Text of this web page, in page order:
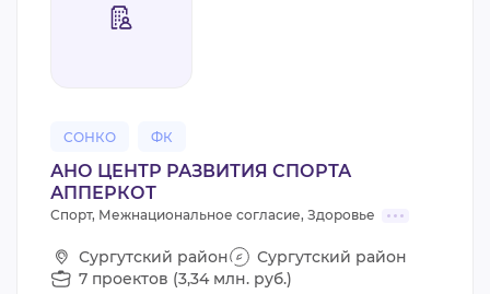
СОНКО ФК
АНО ЦЕНТР РАЗВИТИЯ СПОРТА
АППЕРКОТ
Спорт, Межнациональное согласие, Здоровье
Сургутский район
Сургутский район
7 проектов (3,34 млн. руб.)